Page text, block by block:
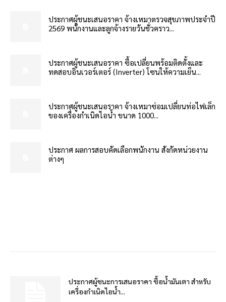
ประกาศผู้ชนะเสนอราคา จ้างเหมาตรวจสุขภาพประจำปี
2569 พนักงานและลูกจ้างรายวันชั่วคราว...
ประกาศผู้ชนะเสนอราคา ซื้อเปลี่ยนพร้อมติดตั้งและ
ทดสอบอินเวอร์เตอร์ (Inverter) โซนให้ความเย็น...
ประกาศผู้ชนะเสนอราคา จ้างเหมาซ่อมเปลี่ยนท่อไฟเล็ก
ของเครื่องกำเนิดไอน้ำ ขนาด 1000...
ประกาศ ผลการสอบคัดเลือกพนักงาน สังกัดหน่วยงาน
ต่างๆ
ประกาศผู้ชนะการเสนอราคา ซื้อน้ำมันเตา สำหรับ
เครื่องกำเนิดไอน้ำ...